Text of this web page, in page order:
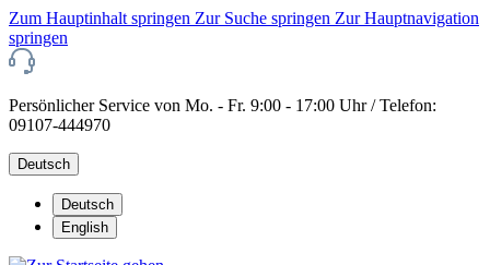
Zum Hauptinhalt springen Zur Suche springen Zur Hauptnavigation
springen
Persönlicher Service von Mo. - Fr. 9:00 - 17:00 Uhr / Telefon:
09107-444970
Deutsch
Deutsch
English